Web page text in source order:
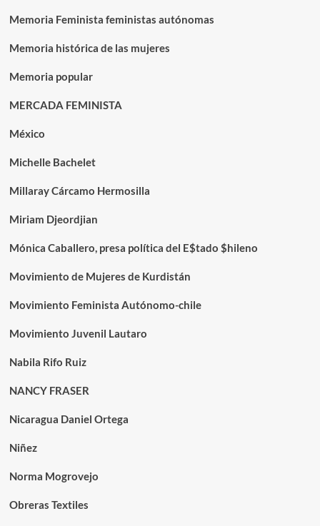
Memoria Feminista feministas autónomas
Memoria histórica de las mujeres
Memoria popular
MERCADA FEMINISTA
México
Michelle Bachelet
Millaray Cárcamo Hermosilla
Miriam Djeordjian
Mónica Caballero, presa política del E$tado $hileno
Movimiento de Mujeres de Kurdistán
Movimiento Feminista Autónomo-chile
Movimiento Juvenil Lautaro
Nabila Rifo Ruiz
NANCY FRASER
Nicaragua Daniel Ortega
Niñez
Norma Mogrovejo
Obreras Textiles